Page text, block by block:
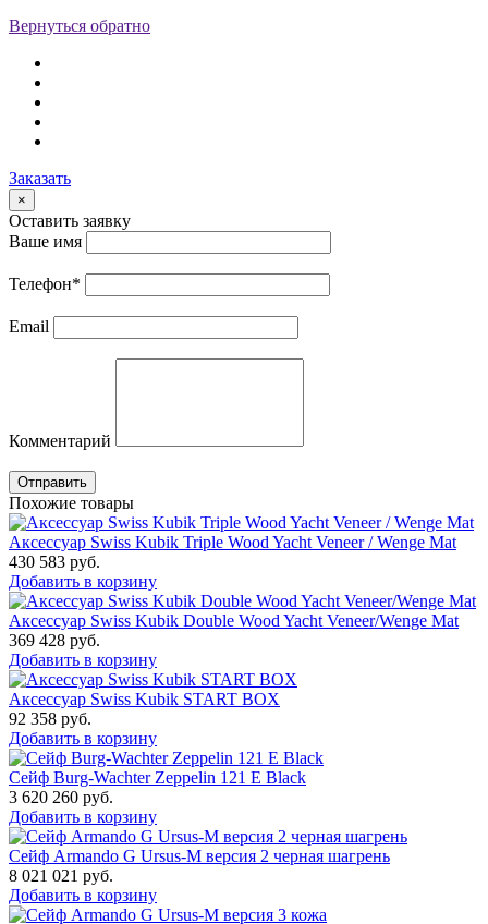
Вернуться обратно
Заказать
×
Оставить заявку
Ваше имя
Телефон*
Email
Комментарий
Отправить
Похожие товары
Аксессуар Swiss Kubik Triple Wood Yacht Veneer / Wenge Mat
430 583 руб.
Добавить в корзину
Аксессуар Swiss Kubik Double Wood Yacht Veneer/Wenge Mat
369 428 руб.
Добавить в корзину
Аксессуар Swiss Kubik START BOX
92 358 руб.
Добавить в корзину
Сейф Burg-Wachter Zeppelin 121 E Black
3 620 260 руб.
Добавить в корзину
Сейф Armando G Ursus-M версия 2 черная шагрень
8 021 021 руб.
Добавить в корзину